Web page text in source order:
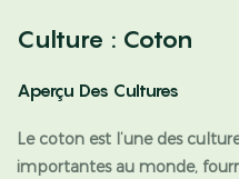
Culture : Coton
Aperçu Des Cultures
Le coton est l’une des
importantes au monde,